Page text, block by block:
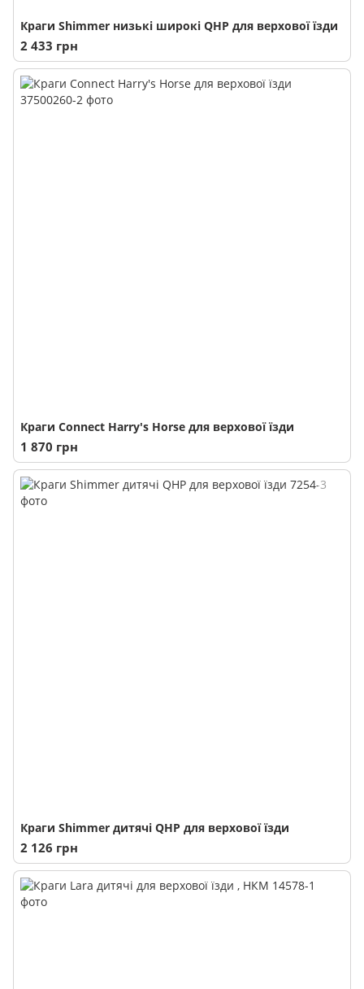
Краги Shimmer низькі широкі QHP для верхової їзди
2 433 грн
Краги Connect Harry's Horse для верхової їзди
1 870 грн
Краги Shimmer дитячі QHP для верхової їзди
2 126 грн